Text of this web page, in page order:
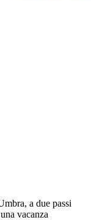
a due passi
vacanza